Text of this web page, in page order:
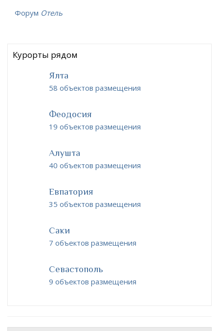
Форум Отель
Курорты рядом
Ялта
58 объектов размещения
Феодосия
19 объектов размещения
Алушта
40 объектов размещения
Евпатория
35 объектов размещения
Саки
7 объектов размещения
Севастополь
9 объектов размещения